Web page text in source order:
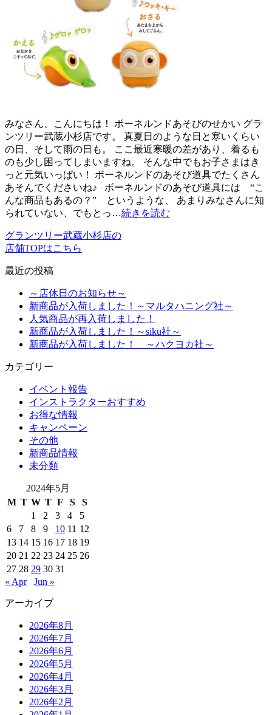
みなさん、こんにちは！ ボーネルンドあそびのせかい グラ
ンツリー武蔵小杉店です。 真夏日のような日と寒いくらい
の日、そして雨の日も。 ここ最近寒暖の差があり、着るも
のも少し困ってしまいますね。 そんな中でもお子さまはき
っと元気いっぱい！ ボーネルンドのあそび道具でたくさん
あそんでくださいね♪ ボーネルンドのあそび道具には “こ
んな商品もあるの？” というような、 あまりみなさんに知
られていない、でもとっ…続きを読む
グランツリー武蔵小杉店の
店舗TOPはこちら
最近の投稿
～店休日のお知らせ～
新商品が入荷しました！～マルタハニング社～
人気商品が再入荷しました！
新商品が入荷しました！～siku社～
新商品が入荷しました！ ～ハクヨカ社～
カテゴリー
イベント報告
インストラクターおすすめ
お得な情報
キャンペーン
その他
新商品情報
未分類
2024年5月
M T W T F S
S
1
2 3 4
5
6
7 8 9 10 11 12
13 14 15 16 17 18 19
20 21 22 23 24 25 26
27 28 29 30 31
« Apr
Jun »
アーカイブ
2026年8月
2026年7月
2026年6月
2026年5月
2026年4月
2026年3月
2026年2月